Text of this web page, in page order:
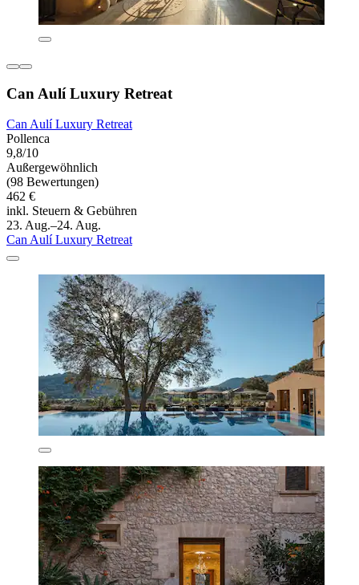
Can Aulí Luxury Retreat
Can Aulí Luxury Retreat
Pollenca
9,8/10
Außergewöhnlich
(98 Bewertungen)
462 €
inkl. Steuern & Gebühren
23. Aug.–24. Aug.
Can Aulí Luxury Retreat